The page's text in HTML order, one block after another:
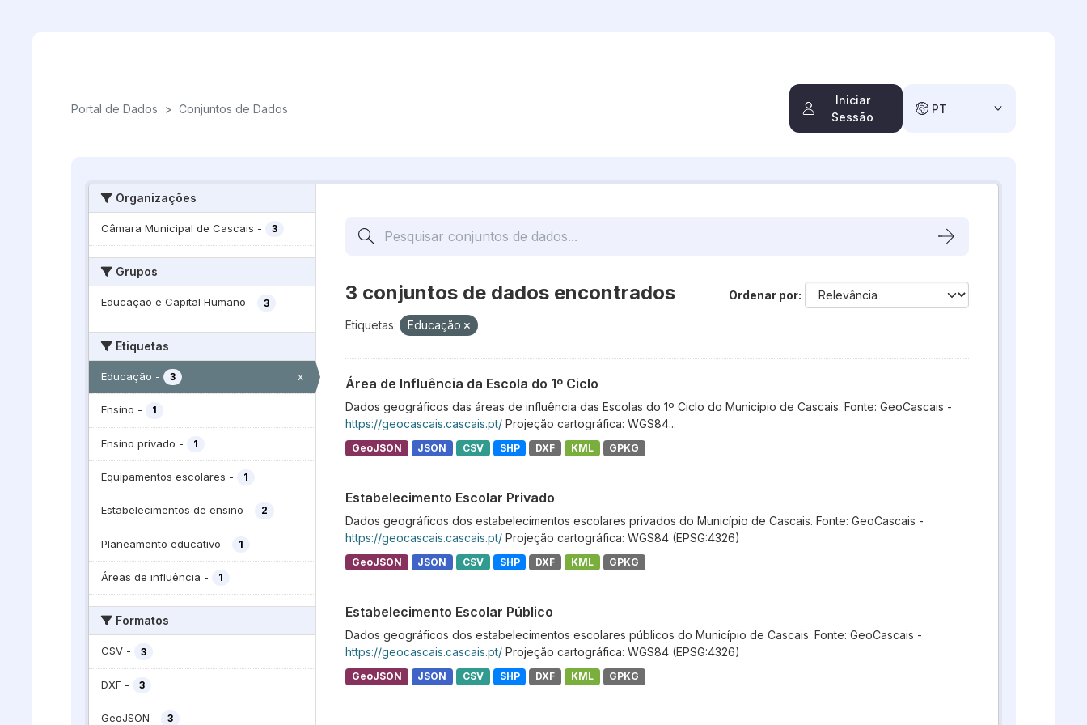
Portal de Dados > Conjuntos de Dados
Iniciar
Sessão
PT
Organizações
Câmara Municipal de Cascais - 3
Grupos
Educação e Capital Humano - 3
Etiquetas
Educação - 3 x
Ensino - 1
Ensino privado - 1
Equipamentos escolares - 1
Estabelecimentos de ensino - 2
Planeamento educativo - 1
Áreas de influência - 1
Formatos
CSV - 3
DXF - 3
GeoJSON - 3
Ordenar por
3 conjuntos de dados encontrados
Etiquetas: Educação
Área de Influência da Escola do 1º Ciclo
Dados geográficos das áreas de influência das Escolas do 1º Ciclo do Município de Cascais. Fonte: GeoCascais -
https://geocascais.cascais.pt/ Projeção cartográfica: WGS84...
GeoJSON JSON CSV SHP DXF KML GPKG
Estabelecimento Escolar Privado
Dados geográficos dos estabelecimentos escolares privados do Município de Cascais. Fonte: GeoCascais -
https://geocascais.cascais.pt/ Projeção cartográfica: WGS84 (EPSG:4326)
GeoJSON JSON CSV SHP DXF KML GPKG
Estabelecimento Escolar Público
Dados geográficos dos estabelecimentos escolares públicos do Município de Cascais. Fonte: GeoCascais -
https://geocascais.cascais.pt/ Projeção cartográfica: WGS84 (EPSG:4326)
GeoJSON JSON CSV SHP DXF KML GPKG